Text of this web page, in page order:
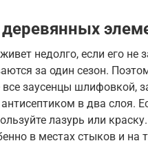
недолго, если его
за один сезон.
заусенцы шлифовкой,
в два слоя.
лазурь или
в местах стыков и на